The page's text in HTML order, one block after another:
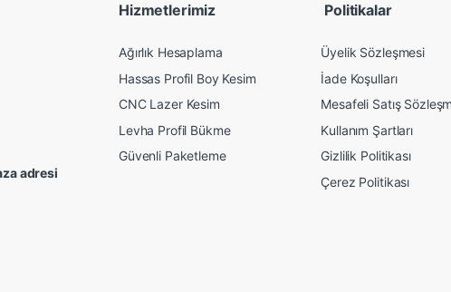
adresi
Hizmetlerimiz
Ağırlık Hesaplama
Hassas Profil Boy Kesim
CNC Lazer Kesim
Levha Profil Bükme
Güvenli Paketleme
Politikalar
Üyelik Sözleşmesi
İade Koşulları
Mesafeli Satış
Kullanım Şartları
Gizlilik Politikası
Çerez Politikası